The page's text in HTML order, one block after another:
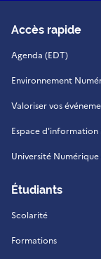
Accès rapide
Agenda (EDT)
Environnement
Valoriser vos
Espace
Université Numérique
Étudiants
Scolarité
Formations